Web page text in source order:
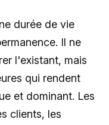
durée de vie
Il ne
l'existant, mais
qui rendent
et dominant. Les
clients, les